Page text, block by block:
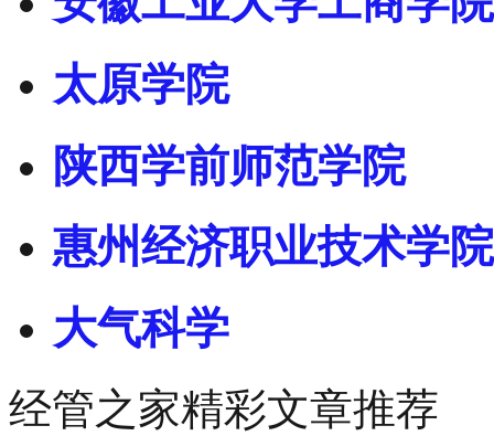
太原学院
陕西学前师范学院
惠州经济职业技术学院
大气科学
经管之家精彩文章推荐